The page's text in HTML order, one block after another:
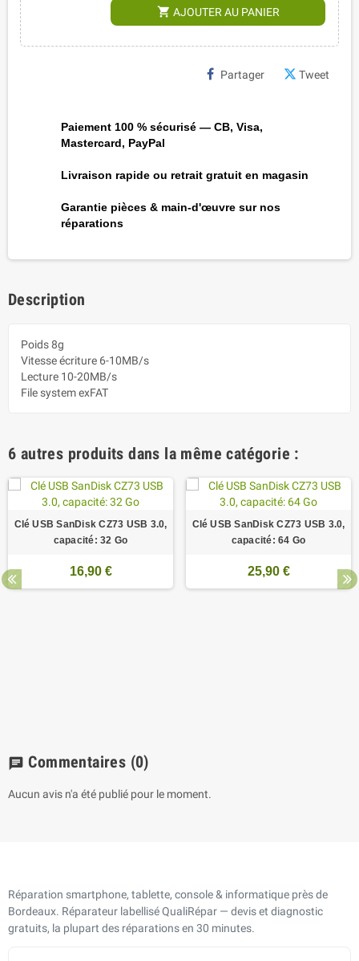
shopping_cart AJOUTER AU PANIER
Partager Tweet
Paiement 100 % sécurisé — CB, Visa,
Mastercard, PayPal
Livraison rapide ou retrait gratuit en magasin
Garantie pièces & main-d'œuvre sur nos
réparations
Description
Poids 8g
Vitesse écriture 6-10MB/s
Lecture 10-20MB/s
File system exFAT
6 autres produits dans la même catégorie :
Clé USB SanDisk CZ73 USB 3.0,
capacité: 32 Go
16,90 €
Clé USB SanDisk CZ73 USB 3.0,
capacité: 64 Go
25,90 €
chat Commentaires (0)
Aucun avis n'a été publié pour le moment.
Réparation smartphone, tablette, console & informatique près de
Bordeaux. Réparateur labellisé QualiRépar — devis et diagnostic
gratuits, la plupart des réparations en 30 minutes.